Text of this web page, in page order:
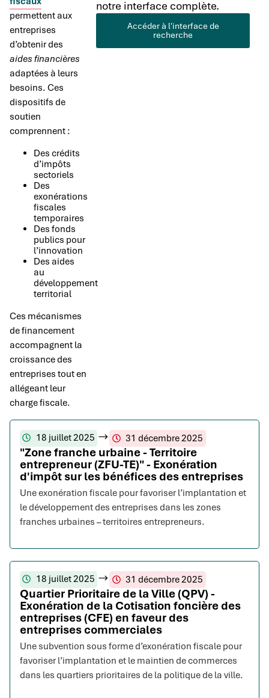
permettent aux
entreprises
d’obtenir des
aides financières
adaptées à leurs
besoins. Ces
dispositifs de
soutien
comprennent :
Des crédits
d’impôts
sectoriels
Des
exonérations
fiscales
temporaires
Des fonds
publics pour
l’innovation
Des aides
au
développement
territorial
Ces mécanismes
de financement
accompagnent la
croissance des
entreprises tout en
allégeant leur
charge fiscale.
notre interface complète.
Accéder à l'interface de
recherche
18 juillet 2025 31 décembre 2025
"Zone franche urbaine - Territoire
entrepreneur (ZFU-TE)" - Exonération
d'impôt sur les bénéfices des entreprises
Une exonération fiscale pour favoriser l’implantation et
le développement des entreprises dans les zones
franches urbaines – territoires entrepreneurs.
18 juillet 2025 31 décembre 2025
Quartier Prioritaire de la Ville (QPV) -
Exonération de la Cotisation foncière des
entreprises (CFE) en faveur des
entreprises commerciales
Une subvention sous forme d’exonération fiscale pour
favoriser l’implantation et le maintien de commerces
dans les quartiers prioritaires de la politique de la ville.